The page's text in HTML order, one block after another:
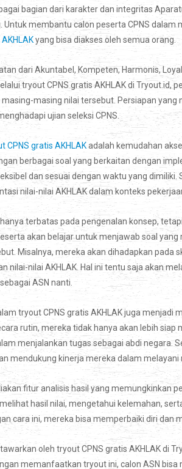
bagian dari karakter dan integritas
Untuk membantu calon peserta CPNS
yang bisa diakses oleh semua orang.
dari Akuntabel, Kompeten, Harmonis,
tryout CPNS gratis AKHLAK di
masing nilai tersebut. Persiapan
ujian seleksi CPNS.
CPNS gratis AKHLAKadalah kemudahan
berbagai soal yang berkaitan dengan
dan sesuai dengan waktu yang
nilai-nilai AKHLAK dalam konteks
terbatas pada pengenalan konsep,
akan belajar untuk menjawab soal
Misalnya, mereka akan dihadapkan pada
nilai-nilai AKHLAK. Hal ini tentu saja akan
ASN nanti.
tryout CPNS gratis AKHLAK juga
rutin, mereka tidak hanya akan lebih
menjalankan tugas sebagai abdi negara.
mendukung kinerja mereka dalam melayani
fitur analisis hasil yang memungkinkan
hasil nilai, mengetahui kelemahan,
cara ini, mereka bisa memperbaiki diri
oleh tryout CPNS gratis AKHLAK di
memanfaatkan tryout ini, calon ASN